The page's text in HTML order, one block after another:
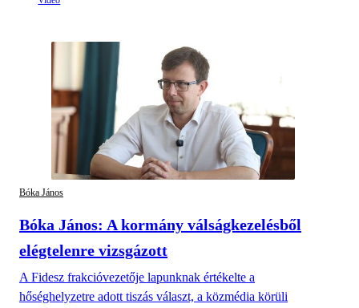
Bóka János
Bóka János: A kormány válságkezelésből
elégtelenre vizsgázott
A Fidesz frakcióvezetője lapunknak értékelte a
hőséghelyzetre adott tiszás választ, a közmédia körüli